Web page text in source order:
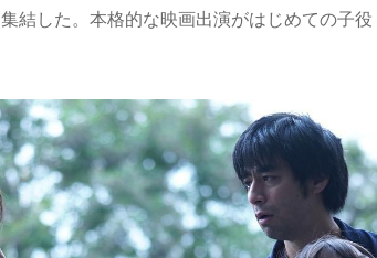
結した。本格的な映画出演がはじめての⼦